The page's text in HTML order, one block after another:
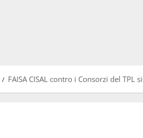
FAISA CISAL contro i Consorzi del